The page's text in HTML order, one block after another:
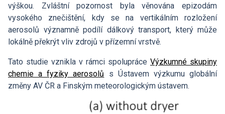
výškou. Zvláštní pozornost byla věnována epizodám
vysokého znečištění, kdy se na vertikálním rozložení
aerosolů významně podílí dálkový transport, který může
lokálně překrýt vliv zdrojů v přízemní vrstvě.
Tato studie vznikla v rámci spolupráce Výzkumné skupiny
chemie a fyziky aerosolů s Ústavem výzkumu globální
změny AV ČR a Finským meteorologickým ústavem.